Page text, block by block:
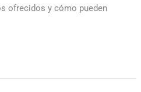
ofrecidos y cómo pueden